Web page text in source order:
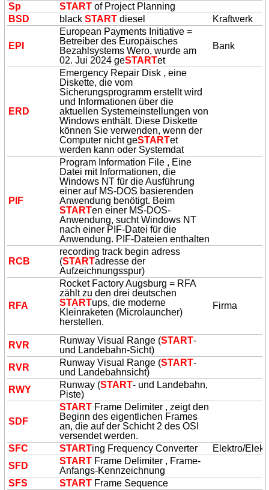
Sp
START of Project Planning
BSD
blackSTART diesel Kraftwerk
EPI
European Payments Initiative =
Betreiber des Europäisches
Bezahlsystems Wero, wurde am
02. Jui 2024 geSTARTet
Bank
ERD
Emergency Repair Disk , eine
Diskette, die vom
Sicherungsprogramm erstellt wird
und Informationen über die
aktuellen Systemeinstellungen von
Windows enthält. Diese Diskette
können Sie verwenden, wenn der
Computer nicht geSTARTet
werden kann oder Systemdat
PIF
Program Information File , Eine
Datei mit Informationen, die
Windows NT für die Ausführung
einer auf MS-DOS basierenden
Anwendung benötigt. Beim
STARTen einer MS-DOS-
Anwendung, sucht Windows NT
nach einer PIF-Datei für die
Anwendung. PIF-Dateien enthalten
RCB
recording track begin adress
(STARTadresse der
Aufzeichnungsspur)
RFA
Rocket Factory Augsburg = RFA
zählt zu den drei deutschen
STARTups, die moderne
Kleinraketen (Microlauncher)
herstellen.
Firma
RVR Runway Visual Range (START-
und Landebahn-Sicht)
RVR
Runway Visual Range (START-
und Landebahnsicht)
RWY
Runway (START- und Landebahn,
Piste)
SDF
START Frame Delimiter , zeigt den
Beginn des eigentlichen Frames
an, die auf der Schicht 2 des OSI
versendet werden.
SFC
STARTing Frequency Converter
Elektro/
SFD
START Frame Delimiter , Frame-
Anfangs-Kennzeichnung
SFS
START Frame Sequence